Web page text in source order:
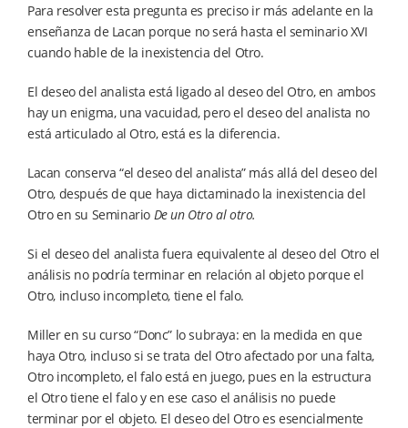
Para resolver esta pregunta es preciso ir más adelante en la
enseñanza de Lacan porque no será hasta el seminario XVI
cuando hable de la inexistencia del Otro.
El deseo del analista está ligado al deseo del Otro, en ambos
hay un enigma, una vacuidad, pero el deseo del analista no
está articulado al Otro, está es la diferencia.
Lacan conserva “el deseo del analista” más allá del deseo del
Otro, después de que haya dictaminado la inexistencia del
Otro en su Seminario De un Otro al otro.
Si el deseo del analista fuera equivalente al deseo del Otro el
análisis no podría terminar en relación al objeto porque el
Otro, incluso incompleto, tiene el falo.
Miller en su curso “Donc” lo subraya: en la medida en que
haya Otro, incluso si se trata del Otro afectado por una falta,
Otro incompleto, el falo está en juego, pues en la estructura
el Otro tiene el falo y en ese caso el análisis no puede
terminar por el objeto. El deseo del Otro es esencialmente